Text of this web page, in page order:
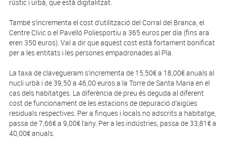
rústic i urbà, que està digitalitzat.
També s’incrementa el cost d’utilització del Corral del Branca, el
Centre Cívic o el Pavelló Poliesportiu a 365 euros per dia (fins ara
eren 350 euros). Val a dir que aquest cost està fortament bonificat
per a les entitats i les persones empadronades al Pla.
La taxa de clavegueram s’incrementa de 15,50€ a 18,00€ anuals al
nucli urbà i de 39,50 a 46,00 euros a la Torre de Santa Maria en el
cas dels habitatges. La diferència de preu és deguda al diferent
cost de funcionament de les estacions de depuració d’aigües
residuals respectives. Per a finques i locals no adscrits a habitatge,
passa de 7,66€ a 9,00€ l’any. Per a les indústries, passa de 33,81€ a
40,00€ anuals.